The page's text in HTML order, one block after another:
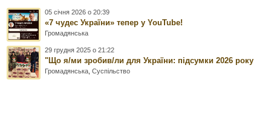
05 січня 2026 о 20:39
«7 чудес України» тепер у YouTube!
Громадянська
29 грудня 2025 о 21:22
"Що я/ми зробив/ли для України: підсумки 2026 року
Громадянська ,Суспільство